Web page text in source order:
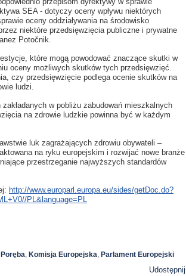
SEA - dotyczy oceny wpływu niektórych
oceny oddziaływania na środowisko
niektóre przedsięwzięcia publiczne i prywatne
Potočnik.
które mogą powodować znaczące skutki w
oceny możliwych skutków tych przedsięwzięć.
czy przedsięwzięcie podlega ocenie skutków na
ludzi.
w pobliżu zabudowań mieszkalnych
na zdrowie ludzkie powinna być w każdym
luk zagrażających zdrowiu obywateli –
na ryku europejskim i rozwijać nowe branże
przestrzeganie najwyższych standardów
http://www.europarl.europa.eu/sides/getDoc.do?
PL&language=PL
, Komisja Europejska, Parlament Europejski
Udostępnij